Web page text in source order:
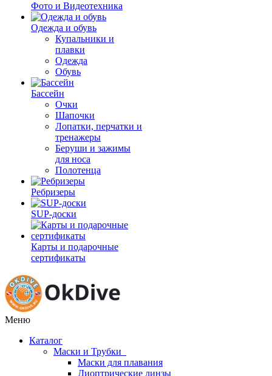
Фото и Видеотехника
Одежда и обувь
Купальники и
плавки
Одежда
Обувь
Бассейн
Очки
Шапочки
Лопатки, перчатки и
тренажеры
Беруши и зажимы
для носа
Полотенца
Ребризеры
SUP-доски
Карты и подарочные
сертификаты
Меню
Каталог
Маски и Трубки
Маски для плавания
Диоптрические линзы